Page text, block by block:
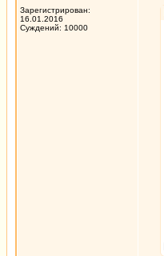
Зарегистрирован:
16.01.2016
Суждений: 10000